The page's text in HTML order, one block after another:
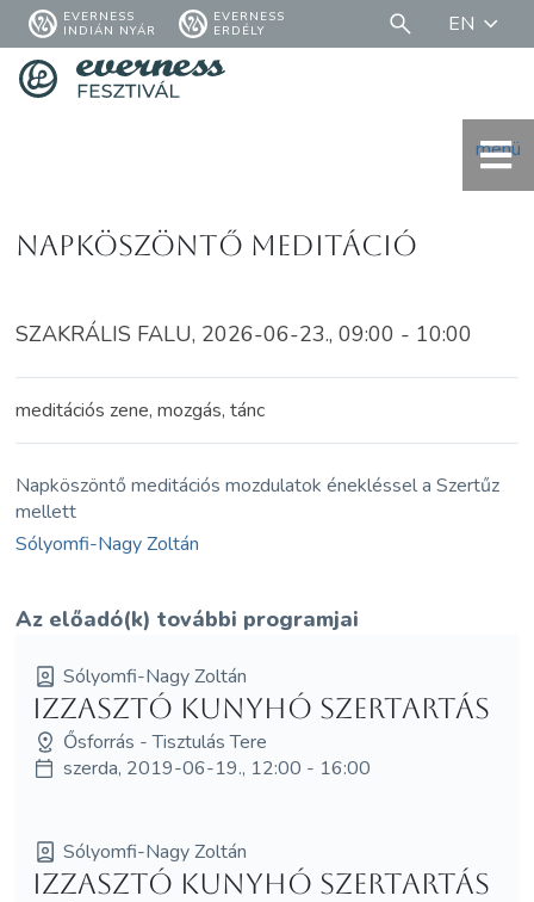
EVERNESS
INDIÁN NYÁR
EVERNESS
ERDÉLY
EN
menü
Napköszöntő meditáció
SZAKRÁLIS FALU, 2026-06-23., 09:00 - 10:00
meditációs zene, mozgás, tánc
Napköszöntő meditációs mozdulatok énekléssel a Szertűz
mellett
Sólyomfi-Nagy Zoltán
Az előadó(k) további programjai
Sólyomfi-Nagy Zoltán
Izzasztó Kunyhó Szertartás
Ősforrás - Tisztulás Tere
szerda, 2019-06-19., 12:00 - 16:00
Sólyomfi-Nagy Zoltán
Izzasztó Kunyhó Szertartás